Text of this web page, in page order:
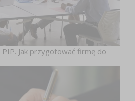
Jak przygotować firmę do